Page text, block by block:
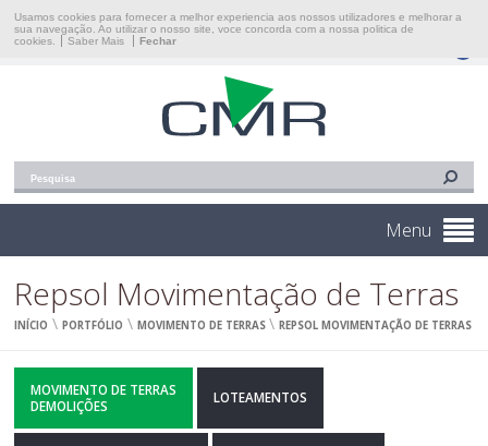
Usamos cookies para fornecer a melhor experiencia aos nossos utilizadores e melhorar a
sua navegação. Ao utilizar o nosso site, voce concorda com a nossa politica de
cookies.
Saber Mais Fechar
Início
Áreas De Intervenção
Portfólio
Construções Martins & Reis, Lda
Menu
Repsol Movimentação de Terras
INÍCIO \ PORTFÓLIO \ MOVIMENTO DE TERRAS \ REPSOL MOVIMENTAÇÃO DE TERRAS
MOVIMENTO DE TERRAS
DEMOLIÇÕES
LOTEAMENTOS